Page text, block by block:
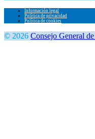
Información legal
Política de privacidad
Política de cookies
© 2026 Consejo General